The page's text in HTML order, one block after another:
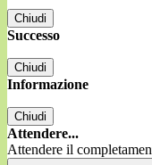
Chiudi
Successo
Chiudi
Informazione
Chiudi
Attendere...
Attendere il